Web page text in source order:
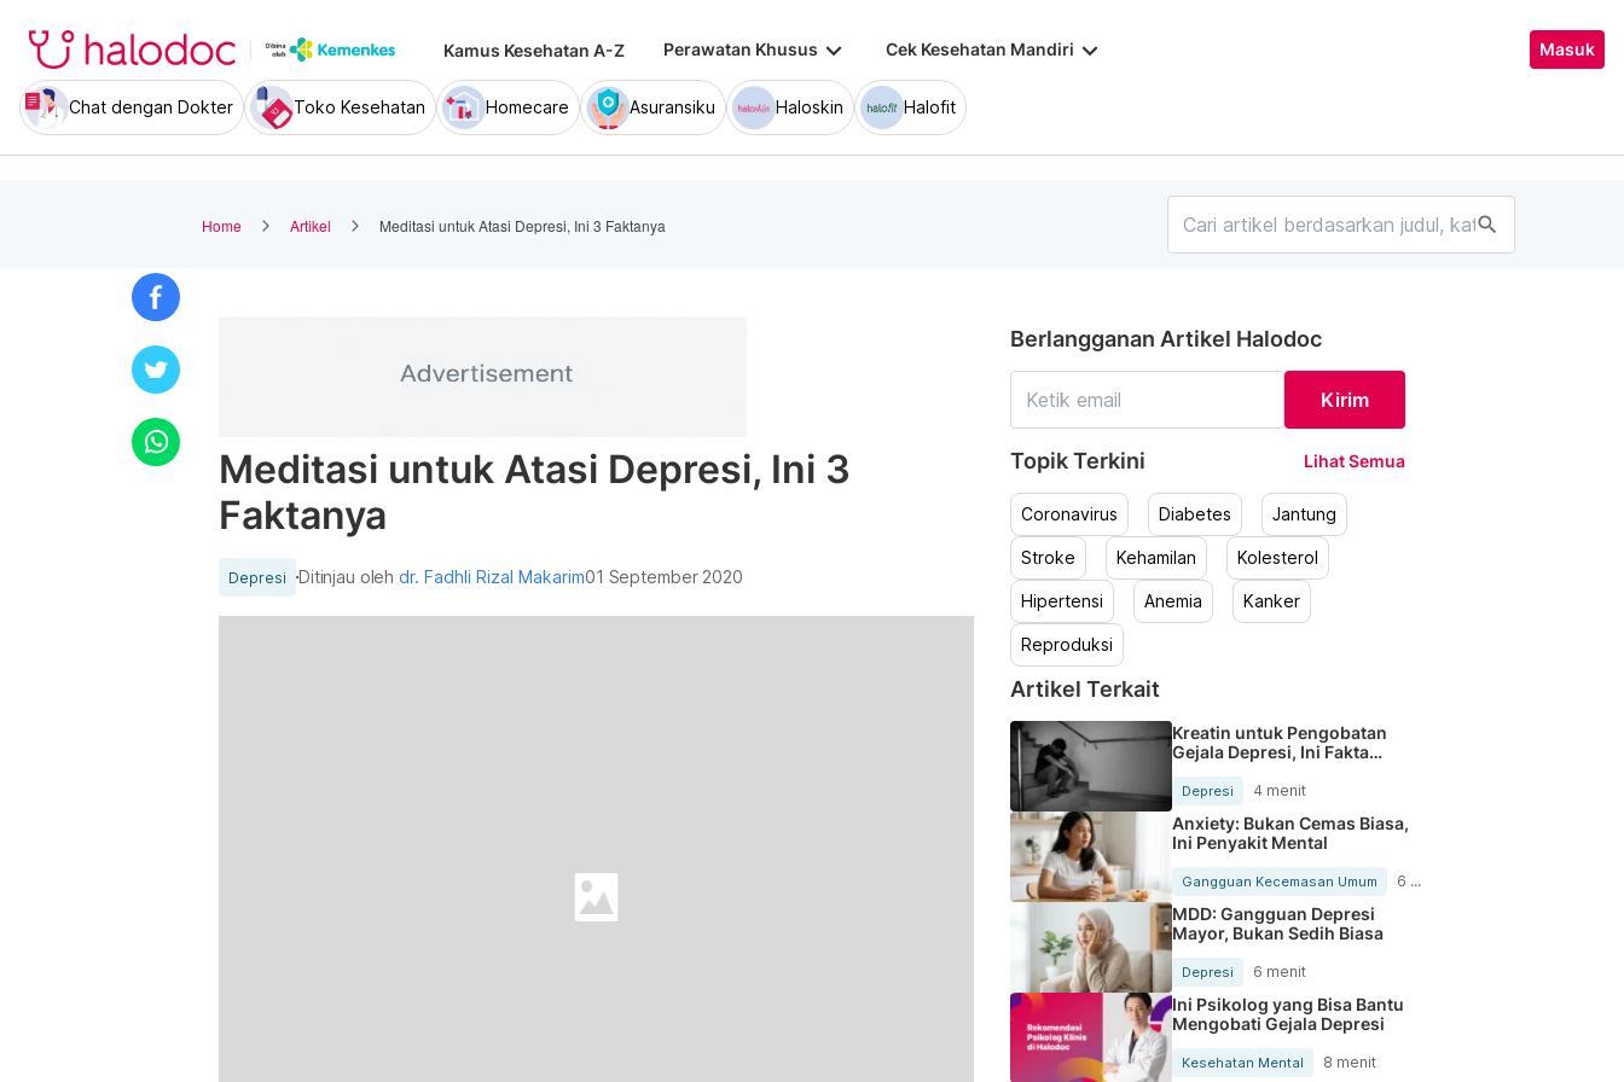
Kamus Kesehatan A-Z Perawatan Khusus keyboard_arrow_down Cek Kesehatan Mandiri keyboard_arrow_down Masuk
Chat dengan Dokter Toko Kesehatan Homecare Asuransiku Haloskin Halofit
Home Artikel Meditasi untuk Atasi Depresi, Ini 3 Faktanya search
Meditasi untuk Atasi Depresi, Ini 3
Faktanya
Depresi Ditinjau olehdr. Fadhli Rizal Makarim01 September 2020
Berlangganan Artikel Halodoc
Kirim
Topik Terkini Lihat Semua
Coronavirus Diabetes Jantung
Stroke Kehamilan Kolesterol
Hipertensi Anemia Kanker
Reproduksi
Artikel Terkait
Kreatin untuk Pengobatan
Gejala Depresi, Ini Fakta
Depresi 4 menit
Anxiety: Bukan Cemas Biasa,
Ini Penyakit Mental
Gangguan Kecemasan Umum 6 menit
MDD: Gangguan Depresi
Mayor, Bukan Sedih Biasa
Depresi 6 menit
Ini Psikolog yang Bisa Bantu
Mengobati Gejala Depresi
Kesehatan Mental 8 menit